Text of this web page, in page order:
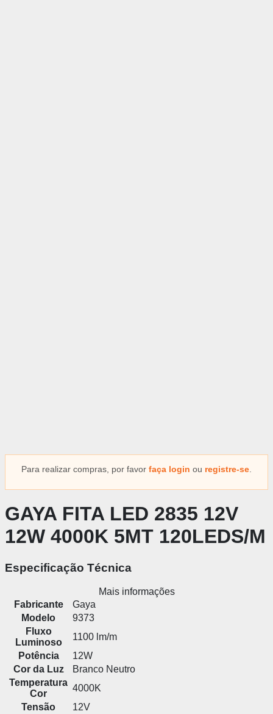
Para realizar compras, por favor faça login ou registre-se
GAYA FITA LED 2835 12V
12W 4000K 5MT 120LEDS/M
Especificação Técnica
Mais informações
Fabricante
Gaya
Modelo
9373
Fluxo
Luminoso
1100 lm/m
Potência
12W
Cor da Luz
Branco Neutro
Temperatura
Cor
4000K
Tensão
12V